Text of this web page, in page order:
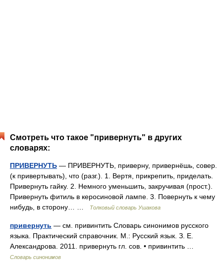
Смотреть что такое "привернуть" в других
словарях:
ПРИВЕРНУТЬ — ПРИВЕРНУТЬ, приверну, привернёшь, совер.
(к привертывать), что (разг.). 1. Вертя, прикрепить, приделать.
Привернуть гайку. 2. Немного уменьшить, закручивая (прост.).
Привернуть фитиль в керосиновой лампе. 3. Повернуть к чему
нибудь, в сторону… …
Толковый словарь Ушакова
привернуть — см. привинтить Словарь синонимов русского
языка. Практический справочник. М.: Русский язык. З. Е.
Александрова. 2011. привернуть гл. сов. • привинтить …
Словарь синонимов